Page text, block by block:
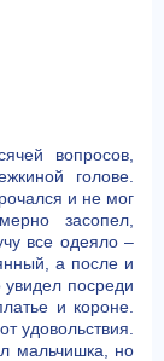
вопросов,
голове.
и не мог
засопел,
все одеяло –
а после и
увидел посреди
и короне.
удовольствия.
мальчишка, но